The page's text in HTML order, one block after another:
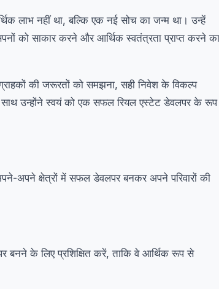
लाभ नहीं था, बल्कि एक नई सोच का जन्म था। उन्हें
को साकार करने और आर्थिक स्वतंत्रता प्राप्त करने का
की जरूरतों को समझना, सही निवेश के विकल्प
उन्होंने स्वयं को एक सफल रियल एस्टेट डेवलपर के रूप
अपने क्षेत्रों में सफल डेवलपर बनकर अपने परिवारों की
बनने के लिए प्रशिक्षित करें, ताकि वे आर्थिक रूप से